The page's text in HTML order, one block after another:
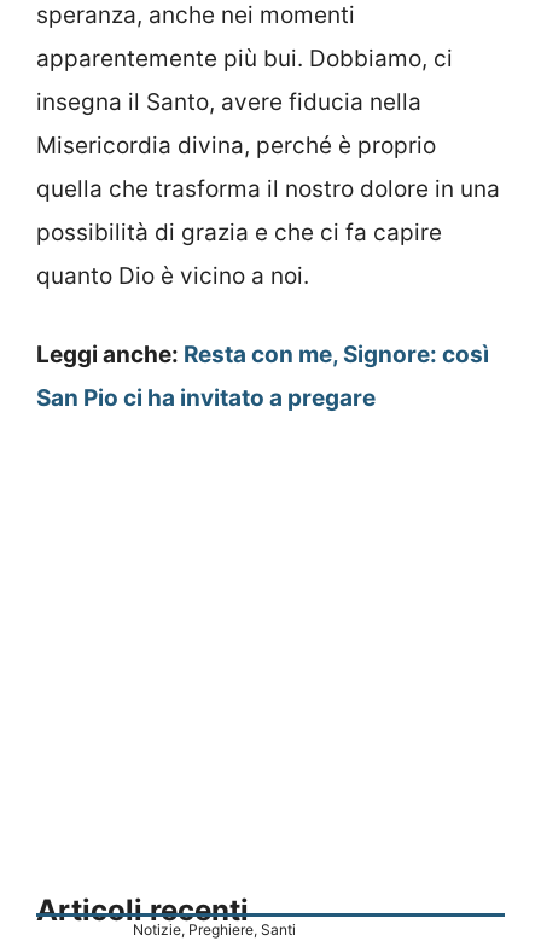
speranza, anche nei momenti
apparentemente più bui. Dobbiamo, ci
insegna il Santo, avere fiducia nella
Misericordia divina, perché è proprio
quella che trasforma il nostro dolore in una
possibilità di grazia e che ci fa capire
quanto Dio è vicino a noi.
Leggi anche: Resta con me, Signore: così
San Pio ci ha invitato a pregare
Articoli recenti
Notizie, Preghiere, Santi